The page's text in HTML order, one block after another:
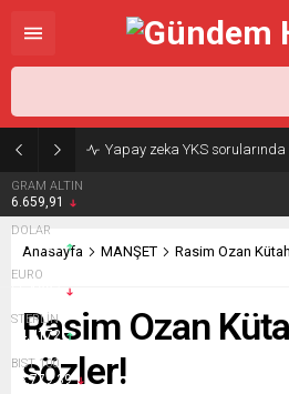
Yapay zeka YKS sorularında
GRAM ALTIN
6.659,91
DOLAR
47,7162
EURO
STERLİN
64,4172
BIST 100
13.779,39
Anasayfa MANŞET Rasim Ozan
Rasim Ozan
sözler!